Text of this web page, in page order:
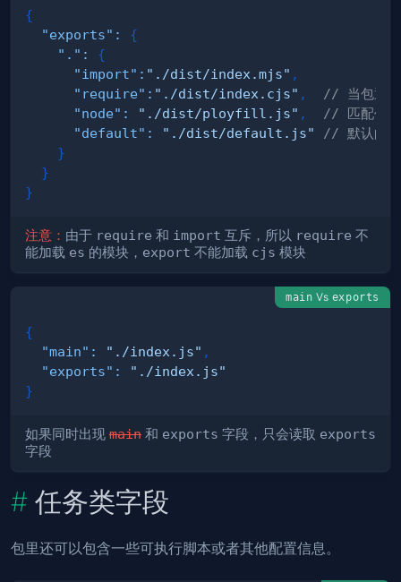
{
"exports" :
{
"." :
{
"import" : "./dist/index.mjs" ,
"require" : "./dist/index.cjs" ,
// 当包通
"node" : "./dist/ployfill.js" ,
// 匹配任
"default" : "./dist/default.js"
// 默认的降
}
}
}
注意： 由于 require 和 import 互斥，所以 require 不
能加载 es 的模块， export 不能加载 cjs 模块
main Vs exports
{
"main" : "./index.js" ,
"exports" :
"./index.js"
}
如果同时出现 main 和 exports 字段，只会读取 exports
字段
任务类字段
包里还可以包含一些可执行脚本或者其他配置信息。